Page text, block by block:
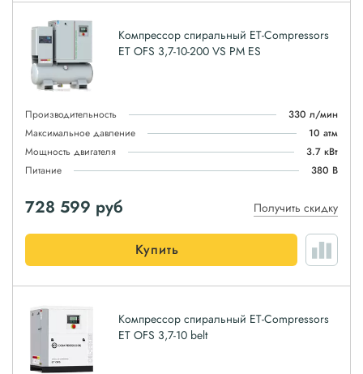
Компрессор спиральный ET-Compressors
ET OFS 3,7-10-200 VS PM ES
Производительность
330 л/мин
Максимальное давление
10 атм
Мощность двигателя
3.7 кВт
Питание
380 В
728 599 руб Получить скидку
Купить
Компрессор спиральный ET-Compressors
ET OFS 3,7-10 belt